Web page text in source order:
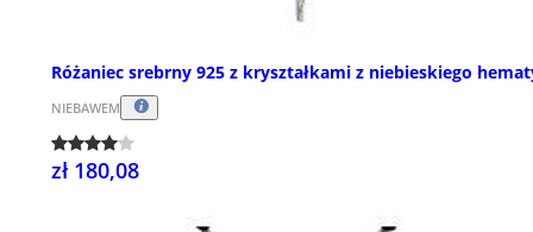
Różaniec srebrny 925 z kryształkami z niebieskiego
NIEBAWEM
zł 180,08